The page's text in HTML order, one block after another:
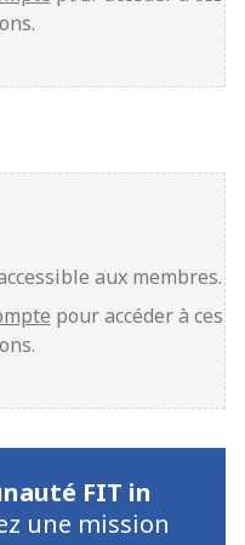
aux membres.
pour accéder à ces
FIT in
une mission